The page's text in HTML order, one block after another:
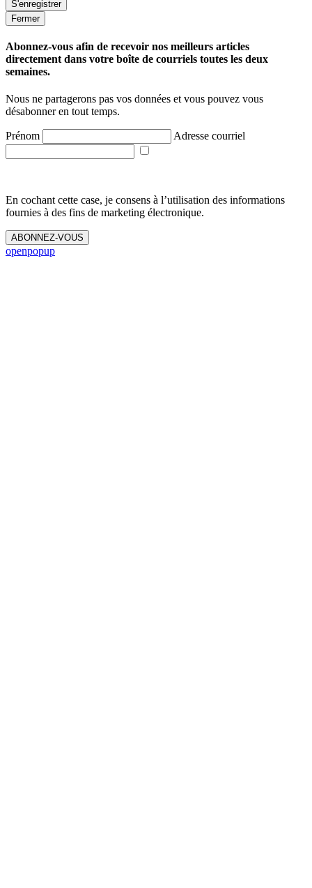
Fermer
Abonnez-vous afin de recevoir nos meilleurs articles
directement dans votre boîte de courriels toutes les deux
semaines.
Nous ne partagerons pas vos données et vous pouvez vous
désabonner en tout temps.
Prénom Adresse courriel
En cochant cette case, je consens à l’utilisation des informations
fournies à des fins de marketing électronique.
ABONNEZ-VOUS
openpopup